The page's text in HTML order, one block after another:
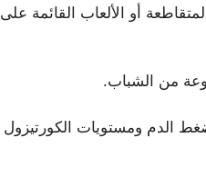
واستكمال الكلمات المتقاطعة أو الألعاب القائمة على
على ضغط الدم ومستويات الكورتيزول